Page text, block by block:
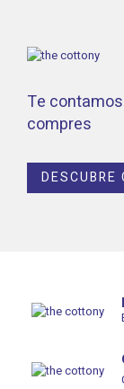
Te
compres